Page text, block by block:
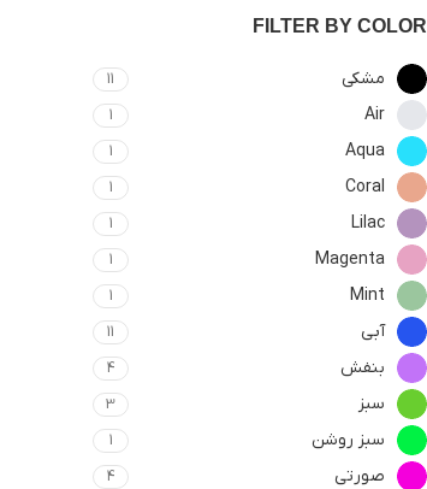
FILTER BY COLOR
مشکی 11
Air
1
Aqua
1
Coral
1
Lilac
1
Magenta
1
Mint
1
آبی 11
بنفش 4
سبز 3
سبز روشن 1
صورتی 4